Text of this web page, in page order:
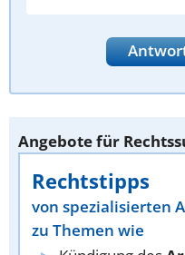
Angebote für
Rechtstipps
von spezialisierten
zu Themen wie